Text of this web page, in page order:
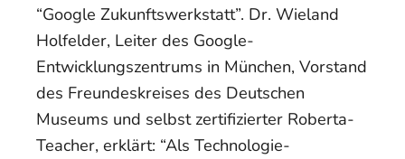
“Google Zukunftswerkstatt”. Dr. Wieland
Holfelder, Leiter des Google-
Entwicklungszentrums in München, Vorstand
des Freundeskreises des Deutschen
Museums und selbst zertifizierter Roberta-
Teacher, erklärt: “Als Technologie-